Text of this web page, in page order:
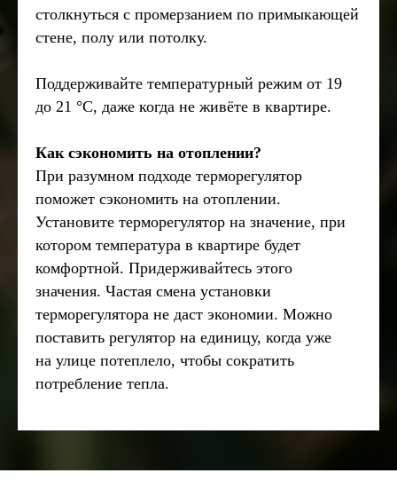
столкнуться с промерзанием по примыкающей
стене, полу или потолку.
Поддерживайте температурный режим от 19
до 21 °C, даже когда не живёте в квартире.
Как сэкономить на отоплении?
При разумном подходе терморегулятор
поможет сэкономить на отоплении.
Установите терморегулятор на значение, при
котором температура в квартире будет
комфортной. Придерживайтесь этого
значения. Частая смена установки
терморегулятора не даст экономии. Можно
поставить регулятор на единицу, когда уже
на улице потеплело, чтобы сократить
потребление тепла.